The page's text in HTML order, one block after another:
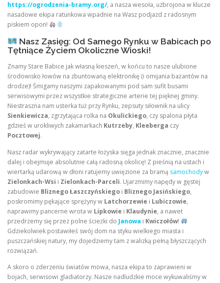
https://ogrodzenia-bramy.org/, a nasza wesoła, uzbrojona w klucze
nasadowe ekipa ratunkowa wpadnie na Wasz podjazd z radosnym
piskiem opon!
Nasz Zasięg: Od Samego Rynku w Babicach po
Tętniące Życiem Okoliczne Wioski!
Znamy Stare Babice jak własną kieszeń, w końcu to nasze ulubione
środowisko łowów na zbuntowaną elektronikę (i omijania bażantów na
drodze)! Śmigamy naszymi zapakowanymi pod sam sufit busami
serwisowymi przez wszystkie strategiczne arterie tej pięknej gminy.
Niestraszna nam usterka tuż przy Rynku, zepsuty siłownik na ulicy
Sienkiewicza, zgrzytająca rolka na Okulickiego, czy spalona płyta
gdzieś w urokliwych zakamarkach Kutrzeby, Kleeberga czy
Pocztowej.
Nasz radar wykrywający zatarte łożyska sięga jednak znacznie, znacznie
dalej i obejmuje absolutnie całą radosną okolicę! Z pieśnią na ustach i
wiertarką udarową w dłoni ratujemy uwięzione za bramą samochodyw
Zielonkach-Wsi i Zielonkach-Parceli. Ujarzmimy napędy w gęstej
zabudowie Bliznego Łaszczyńskiego i Bliznego Jasińskiego,
poskromimy pękające sprężyny w Latchorzewie i Lubiczowie,
naprawimy pancerne wrota w Lipkowie i Klaudynie, a nawet
przedrzemy się przez polne ścieżki do Janowa i Kwiczołów!
Gdziekolwiek postawiłeś swój dom na styku wielkiego miasta i
puszczańskiej natury, my dojedziemy tam z walizką pełną błyszczących
rozwiązań.
A skoro o zderzeniu światów mowa, nasza ekipa to zaprawieni w
bojach, serwisowi gladiatorzy. Nasze nadludzkie moce wykuwaliśmy w